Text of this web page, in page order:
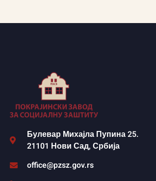
Булевар Михајла Пупина 25.
21101 Нови Сад, Србија
office@pzsz.gov.rs